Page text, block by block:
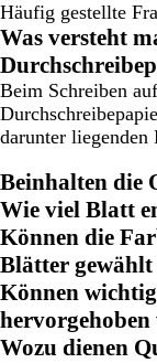
Häufig gestellte
Was versteht
Beim Schreiben
darunter
Beinhalten die
Wie viel Blatt
Können die
Blätter gewählt
Können
hervorgehoben
Wozu dienen